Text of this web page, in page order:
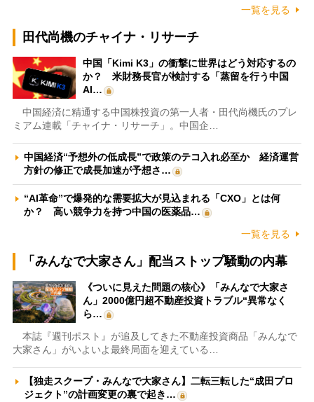
一覧を見る
田代尚機のチャイナ・リサーチ
中国「Kimi K3」の衝撃に世界はどう対応するの
か？ 米財務長官が検討する「蒸留を行う中国
AI…
中国経済に精通する中国株投資の第一人者・田代尚機氏のプレ
ミアム連載「チャイナ・リサーチ」。中国企…
中国経済“予想外の低成長”で政策のテコ入れ必至か 経済運営
方針の修正で成長加速が予想さ…
“AI革命”で爆発的な需要拡大が見込まれる「CXO」とは何
か？ 高い競争力を持つ中国の医薬品…
一覧を見る
「みんなで大家さん」配当ストップ騒動の内幕
《ついに見えた問題の核心》「みんなで大家さ
ん」2000億円超不動産投資トラブル“異常なく
ら…
本誌『週刊ポスト』が追及してきた不動産投資商品「みんなで
大家さん」がいよいよ最終局面を迎えている…
【独走スクープ・みんなで大家さん】二転三転した“成田プロ
ジェクト”の計画変更の裏で起き…